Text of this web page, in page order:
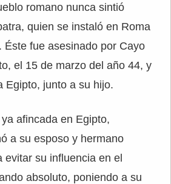
romano nunca sintió
quien se instaló en Roma
Éste fue asesinado por Cayo
el 15 de marzo del año 44, y
Egipto, junto a su hijo.
afincada en Egipto,
a su esposo y hermano
evitar su influencia en el
absoluto, poniendo a su